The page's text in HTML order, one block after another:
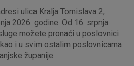
ulica Kralja Tomislava 2,
2026. godine. Od 16. srpnja
možete pronaći u poslovnici
i u svim ostalim poslovnicama
županije.